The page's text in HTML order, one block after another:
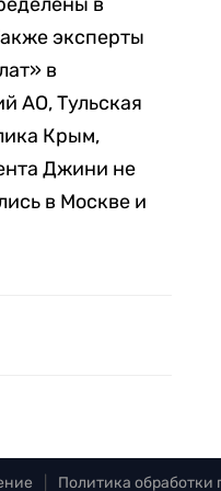
эксперты
в
АО, Тульская
Крым,
Джини не
в Москве и
Политика